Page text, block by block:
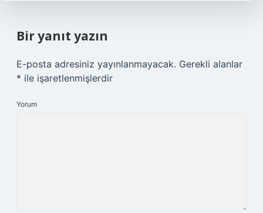
Bir yanıt yazın
E-posta adresiniz yayınlanmayacak. Gerekli alanlar
* ile işaretlenmişlerdir
Yorum